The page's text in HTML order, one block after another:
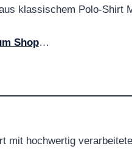
klassischem Polo-Shirt
Shop…
mit hochwertig